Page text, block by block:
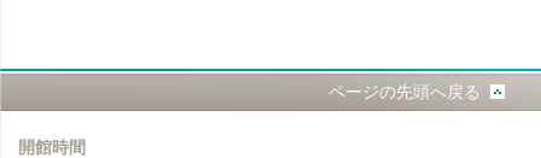
ページの先頭へ戻る
開館時間